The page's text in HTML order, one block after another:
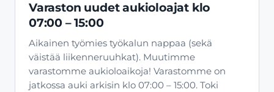
Varaston uudet aukioloajat klo
07:00 – 15:00
Aikainen työmies työkalun nappaa (sekä
väistää liikenneruuhkat). Muutimme
varastomme aukioloaikoja! Varastomme on
jatkossa auki arkisin klo 07:00 – 15:00. Toki